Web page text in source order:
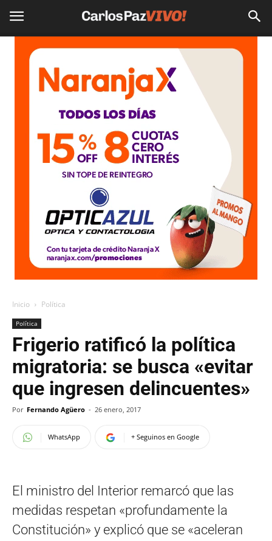
Inicio Política
Política
Frigerio ratificó la política
migratoria: se busca «evitar
que ingresen delincuentes»
Por Fernando Agüero - 26 enero, 2017
WhatsApp + Seguinos en Google
El ministro del Interior remarcó que las
medidas respetan «profundamente la
Constitución» y explicó que se «aceleran